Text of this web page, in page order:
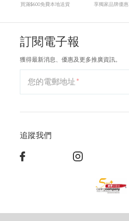
買滿$600免費本地送貨 享獨家品牌優惠
訂閱電子報
獲得最新消息、優惠及更多推廣資訊。
您的電郵地址
追蹤我們